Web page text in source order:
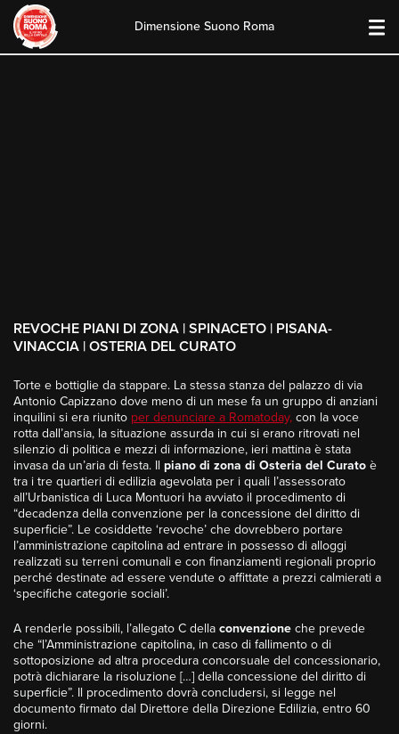
Dimensione Suono Roma
REVOCHE PIANI DI ZONA | SPINACETO | PISANA-
VINACCIA | OSTERIA DEL CURATO
Torte e bottiglie da stappare. La stessa stanza del palazzo di via
Antonio Capizzano dove meno di un mese fa un gruppo di anziani
inquilini si era riunito per denunciare a Romatoday, con la voce
rotta dall’ansia, la situazione assurda in cui si erano ritrovati nel
silenzio di politica e mezzi di informazione, ieri mattina è stata
invasa da un’aria di festa. Il piano di zona di Osteria del Curato è
tra i tre quartieri di edilizia agevolata per i quali l’assessorato
all’Urbanistica di Luca Montuori ha avviato il procedimento di
“decadenza della convenzione per la concessione del diritto di
superficie”. Le cosiddette ‘revoche’ che dovrebbero portare
l’amministrazione capitolina ad entrare in possesso di alloggi
realizzati su terreni comunali e con finanziamenti regionali proprio
perché destinate ad essere vendute o affittate a prezzi calmierati a
‘specifiche categorie sociali’.
A renderle possibili, l’allegato C della convenzione che prevede
che “l’Amministrazione capitolina, in caso di fallimento o di
sottoposizione ad altra procedura concorsuale del concessionario,
potrà dichiarare la risoluzione […] della concessione del diritto di
superficie”. Il procedimento dovrà concludersi, si legge nel
documento firmato dal Direttore della Direzione Edilizia, entro 60
giorni.